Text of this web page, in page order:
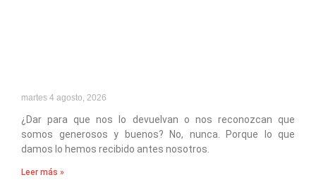
martes 4 agosto, 2026
¿Dar para que nos lo devuelvan o nos reconozcan que
somos generosos y buenos? No, nunca. Porque lo que
damos lo hemos recibido antes nosotros.
Leer más »